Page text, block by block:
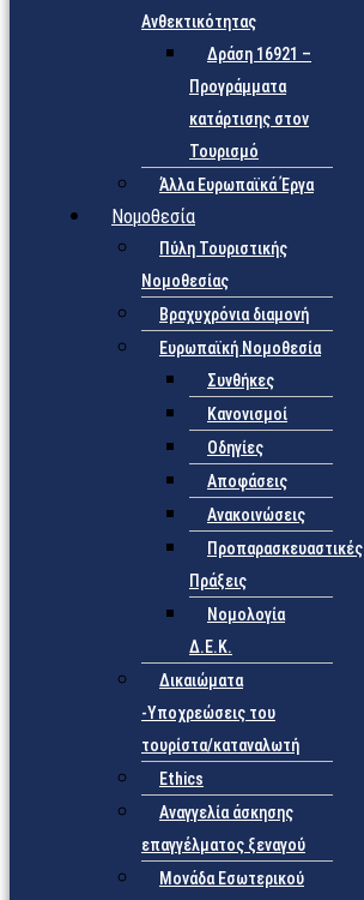
Ανθεκτικότητας
Δράση 16921 –
Προγράμματα
κατάρτισης στον
Τουρισμό
Άλλα Ευρωπαϊκά Έργα
Νομοθεσία
Πύλη Τουριστικής
Νομοθεσίας
Βραχυχρόνια διαμονή
Ευρωπαϊκή Νομοθεσία
Συνθήκες
Κανονισμοί
Οδηγίες
Αποφάσεις
Ανακοινώσεις
Προπαρασκευαστικές
Πράξεις
Νομολογία
Δ.Ε.Κ.
Δικαιώματα
-Υποχρεώσεις του
τουρίστα/καταναλωτή
Ethics
Αναγγελία άσκησης
επαγγέλματος ξεναγού
Μονάδα Εσωτερικού